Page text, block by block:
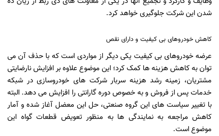
شدن این شرکت جلوگیری خواهد کرد.
کاهش خودروهای بی کیفیت و دارای نقص
عرضه خودروهای بی کیفیت یکی دیگر از مواردی است که با حذف آن می
توان به کاهش هزینه ها کمک کرد؛ این موضوع علاوه بر افزایش نارضایتی
مشتریان، زمینه رشد هزینه سربار شرکت های خودروسازی در شبکه
خدمات پس از فروش و به خصوص دوره گارانتی را افزایش می دهد. البته
با تغییر سیاست های این گروه صنعتی، حل این معضل آغاز شده و آمار
کاهش مراجعه به نمایندگی ها به منظور تعویض قطعات گواه این
موضوع است.